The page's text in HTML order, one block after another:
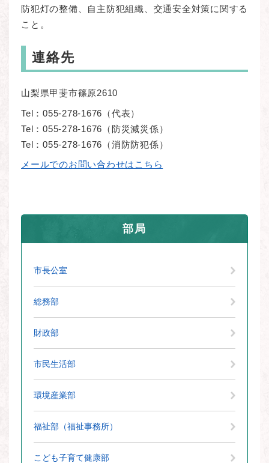
防犯灯の整備、自主防犯組織、交通安全対策に関する
こと。
連絡先
山梨県甲斐市篠原2610
Tel：055-278-1676 （代表）
Tel：055-278-1676 （ 防災減災係）
Tel：055-278-1676 （消防防犯係）
メールでのお問い合わせはこちら
部局
市長公室
総務部
財政部
市民生活部
環境産業部
福祉部（福祉事務所）
こども子育て健康部